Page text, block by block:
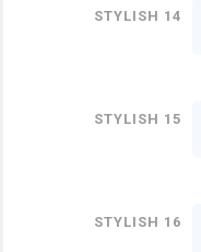
Stylish 14
Stylish 15
Stylish 16